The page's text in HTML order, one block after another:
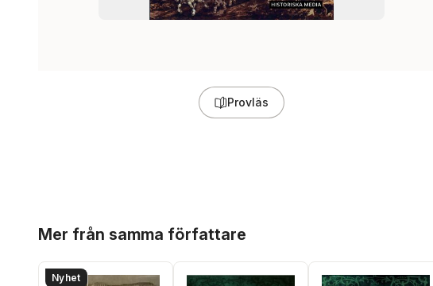
Provläs
Mer från samma författare
Nyhet